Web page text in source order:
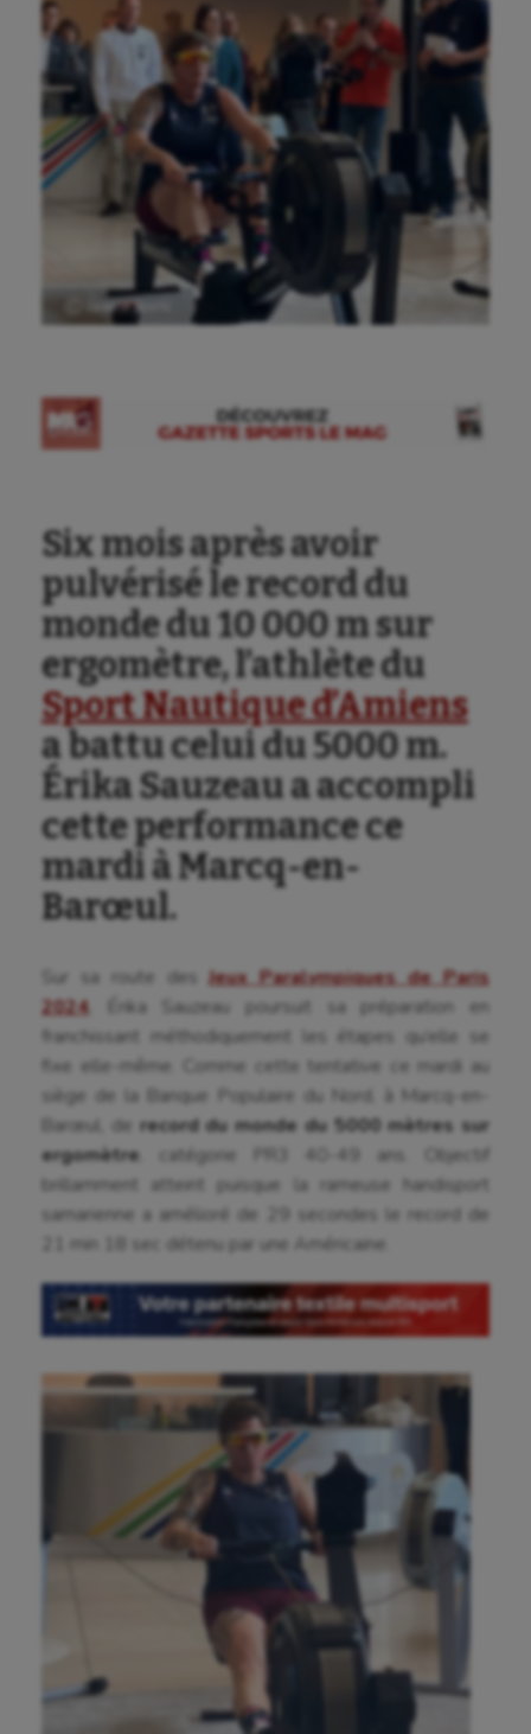
Aéronautique
Auto
Aviron
Balle à la main
Ballon au poing
Baseball
Billard
Boules lyonnaises
Canoë-kayak
Cerf Volant
Cheerleading
Course à pied
Crossfit
Ⓒ Gazette Sports
Six mois après avoir
pulvérisé le record du
monde du 10 000 m sur
ergomètre, l’athlète du
Sport Nautique d’Amiens
a battu celui du 5000 m.
Érika Sauzeau a accompli
cette performance ce
mardi à Marcq-en-
Barœul.
Sur sa route desJeux Paralympiques de Paris
2024 , Érika Sauzeau poursuit sa préparation en
franchissant méthodiquement les étapes qu’elle se
fixe elle-même. Comme cette tentative ce mardi au
siège de la Banque Populaire du Nord, à Marcq-en-
Barœul, de record du monde du 5000 mètres sur
ergomètre , catégorie PR3 40-49 ans. Objectif
brillamment atteint puisque la rameuse handisport
samarienne a amélioré de 29 secondes le record de
21 min 18 sec détenu par une Américaine.